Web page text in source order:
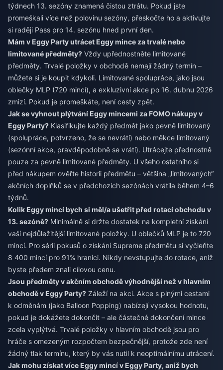
týdnech 13. sezóny znamená čistou ztrátu. Pokud jste
promeškali více než polovinu sezóny, přeskočte ho a aktivujte
si raději Pass pro 14. sezónu hned první den.
Mám v Eggy Party utrácet Eggy mince za trvalé nebo
limitované předměty? Vždy upřednostněte limitované
předměty. Trvalé položky v obchodě nemají žádný termín –
můžete si je koupit kdykoli. Limitované spolupráce, jako jsou
oblečky MLP (720 mincí), a exkluzivní akce po 16. dubnu 2026
zmizí. Pokud je promeškáte, není cesty zpět.
Jak se vyhnout plýtvání Eggy mincemi za FOMO nákupy v
Eggy Party? Klasifikujte každý předmět jako pevně limitovaný
(spolupráce, potvrzeno, že se nevrátí) nebo měkce limitovaný
(sezónní akce, pravděpodobně se vrátí). Utrácejte přednostně
pouze za pevně limitované předměty. U všeho ostatního si
před nákupem ověřte historii předmětu – většina „limitovaných“
akčních doplňků se v předchozích sezónách vrátila během 4–6
týdnů.
Kolik Eggy mincí bych si měl/a ušetřit před rotací obchodu v
13. sezóně? Minimálně si držte dostatek na kompletní získání
vaší nejdůležitější limitované položky. U oblečků MLP je to 720
mincí. Pro sérii pokusů o získání Supreme předmětu si vyčleňte
8 400 mincí pro 91% hranici. Nikdy nevstupujte do rotace, aniž
byste předem znali cílovou cenu.
Jsou předměty v akčním obchodě výhodnější než v hlavním
obchodě v Eggy Party? Záleží na akci. Akce s plnými cestami
k odměnám (jako Balloon Popping) nabízejí vysokou hodnotu,
pokud je dokážete dokončit – ale částečné dokončení mince
zcela vyplýtvá. Trvalé položky v hlavním obchodě jsou pro
hráče s omezeným rozpočtem bezpečnější, protože zde není
žádný tlak termínu, který by vás nutil k neoptimálnímu utrácení.
Jak mohu získat více Eggy mincí v Eggy Party, aniž bych